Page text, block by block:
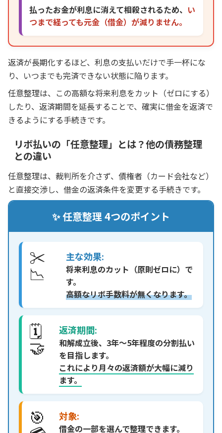
払ったお金が利息に消えて相殺されるため、 い
つまで経っても元金（借金）が減りません。
返済が長期化するほど、利息の支払いだけで手一杯にな
り、いつまでも完済できない状態に陥ります。
任意整理は、この高額な将来利息をカット（ゼロにする）
したり、返済期間を延長することで、確実に借金を返済で
きるようにする手続きです。
リボ払いの「任意整理」とは？他の債務整理
との違い
任意整理は、裁判所を介さず、債権者（カード会社など）
と直接交渉し、借金の返済条件を変更する手続きです。
✨ 任意整理 4つのポイント
✂️
📉
主な効果:
将来利息のカット（原則ゼロに）で
す。
高額なリボ手数料が無くなります。
🗓️
🤝
返済期間:
和解成立後、3年～5年程度の分割払い
を目指します。
これにより月々の返済額が大幅に減り
ます。
🎯 対象:
借金の一部を選んで整理できます。